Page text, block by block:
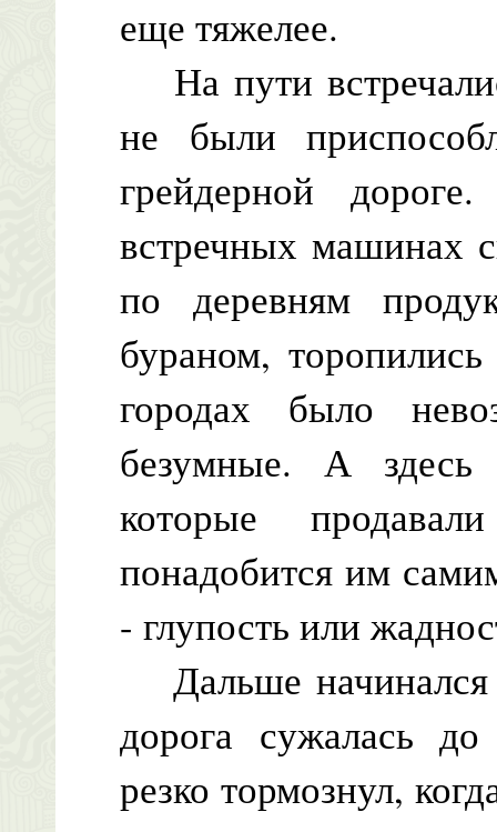
еще тяжелее.
На пути
не были
грейдерной
встречных машинах
по деревням
бураном,
городах было
безумные. А
которые
понадобится им
- глупость или
Дальше начинался
дорога сужалась
резко тормознул,